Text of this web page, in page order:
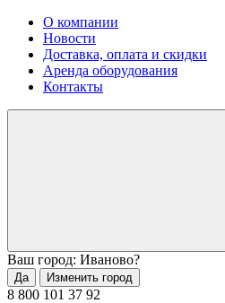
О компании
Новости
Доставка, оплата и скидки
Аренда оборудования
Контакты
Ваш город: Иваново?
Да Изменить город
8 800 101 37 92